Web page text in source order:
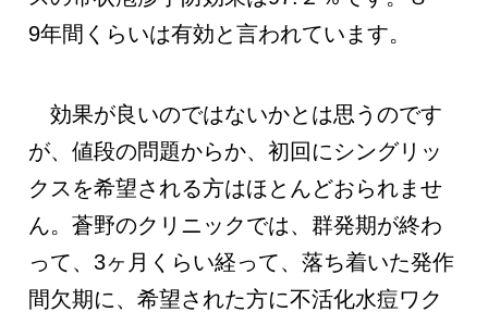
9年間くらいは有効と言われています。
効果が良いのではないかとは思うのです
が、値段の問題からか、初回にシングリッ
クスを希望される方はほとんどおられませ
ん。蒼野のクリニックでは、群発期が終わ
って、3ヶ月くらい経って、落ち着いた発作
間欠期に、希望された方に不活化水痘ワク